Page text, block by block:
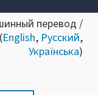
перевод /
English, Русский,
Українська)